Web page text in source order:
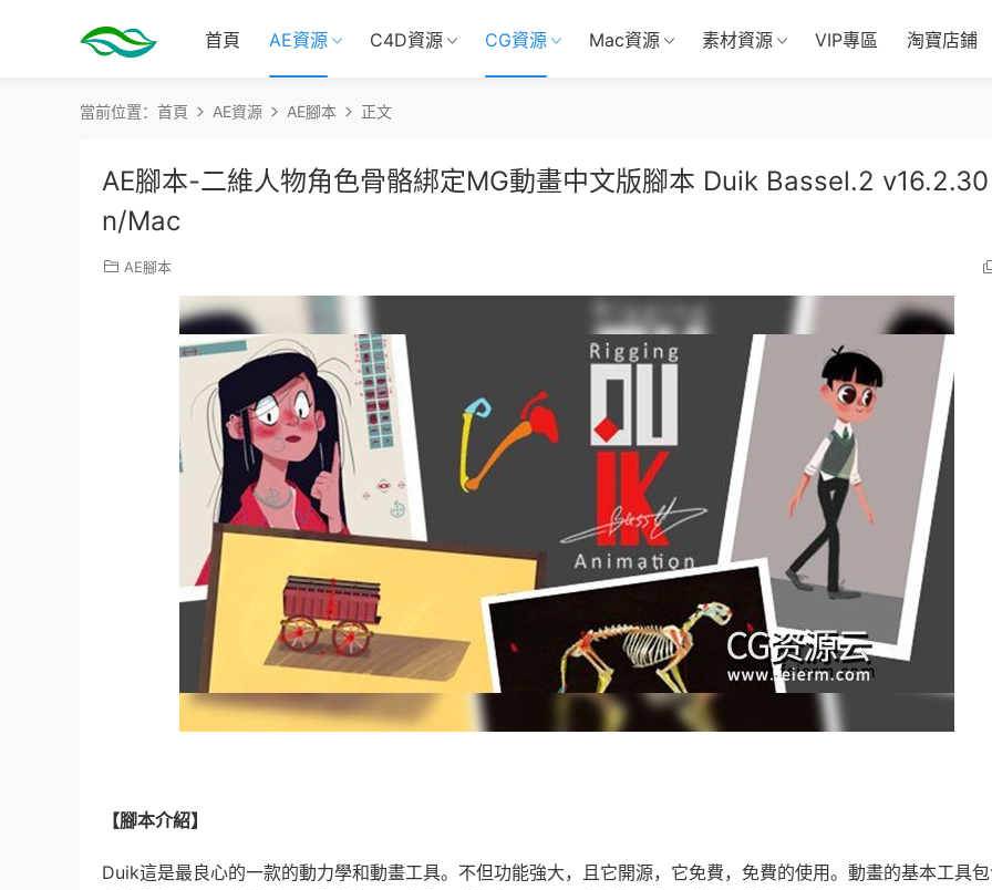
首頁 AE資源 C4D資源 CG資源 Mac資源 素材資源 VIP專區 淘寶店鋪
當前位置： 首頁 AE資源 AE腳本 正文
AE腳本-二維人物角色骨骼綁定MG動畫中文版腳本 Duik Bassel.2
n/Mac
AE腳本
【腳本介紹】
Duik這是最良心的一款的動力學和動畫工具。不但功能強大，且它開源，它免費，免費的使用。動畫的基本工具